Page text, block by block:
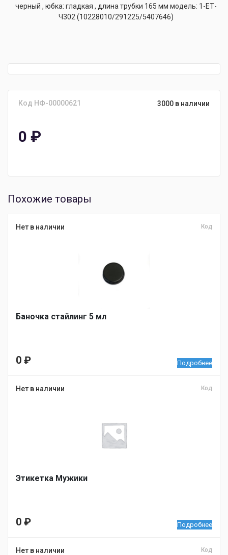
черный , юбка: гладкая , длина трубки 165 мм модель: 1-ЕТ-
Ч302 (10228010/291225/5407646)
Код НФ-00000621 3000 в наличии
0 ₽
Похожие товары
Нет в наличии Код
Баночка стайлинг 5 мл
0 ₽ Подробнее
Нет в наличии Код
Этикетка Мужики
0 ₽ Подробнее
Нет в наличии Код